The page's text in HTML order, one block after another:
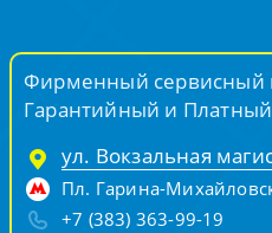
Фирменный сервисный
Гарантийный и
ул. Вокзальная
Пл. Гарина-
+7 (383) 363-99-19